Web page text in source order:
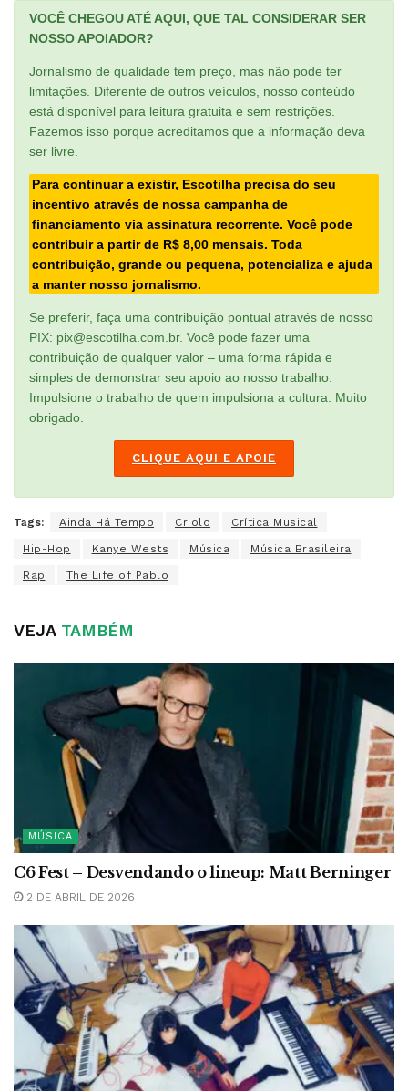
VOCÊ CHEGOU ATÉ AQUI, QUE TAL CONSIDERAR SER
NOSSO APOIADOR?
Jornalismo de qualidade tem preço, mas não pode ter
limitações. Diferente de outros veículos, nosso conteúdo
está disponível para leitura gratuita e sem restrições.
Fazemos isso porque acreditamos que a informação deva
ser livre.
Para continuar a existir, Escotilha precisa do seu
incentivo através de nossa campanha de
financiamento via assinatura recorrente. Você pode
contribuir a partir de R$ 8,00 mensais. Toda
contribuição, grande ou pequena, potencializa e ajuda
a manter nosso jornalismo.
Se preferir, faça uma contribuição pontual através de nosso
PIX: pix@escotilha.com.br. Você pode fazer uma
contribuição de qualquer valor – uma forma rápida e
simples de demonstrar seu apoio ao nosso trabalho.
Impulsione o trabalho de quem impulsiona a cultura. Muito
obrigado.
CLIQUE AQUI E APOIE
Tags: Ainda Há Tempo Criolo Crítica Musical
Hip-Hop Kanye Wests Música Música Brasileira
Rap The Life of Pablo
VEJATAMBÉM
MÚSICA
C6 Fest – Desvendando o lineup: Matt Berninger
2 DE ABRIL DE 2026